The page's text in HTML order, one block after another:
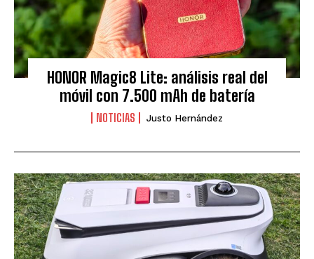
HONOR Magic8 Lite: análisis real del
móvil con 7.500 mAh de batería
NOTICIAS Justo Hernández